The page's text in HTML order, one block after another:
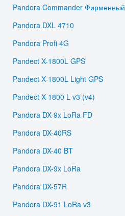
Pandora Commander Фирменный
Pandora DXL 4710
Pandora Profi 4G
Pandect X-1800L GPS
Pandect X-1800L Light GPS
Pandect X-1800 L v3 (v4)
Pandora DX-9x LoRa FD
Pandora DX-40RS
Pandora DX-40 BT
Pandora DX-9x LoRa
Pandora DX-57R
Pandora DX-91 LoRa v3